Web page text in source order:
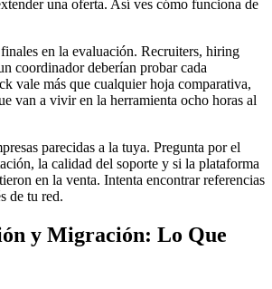
una oferta. Así ves cómo funciona de
en la evaluación. Recruiters, hiring
coordinador deberían probar cada
vale más que cualquier hoja comparativa,
van a vivir en la herramienta ocho horas al
parecidas a la tuya. Pregunta por el
la calidad del soporte y si la plataforma
en la venta. Intenta encontrar referencias
de tu red.
y Migración: Lo Que